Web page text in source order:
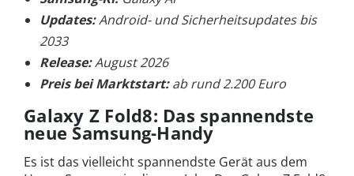
Updates:Android- und Sicherheitsupdates bis
2033
Release:August 2026
Preis bei Marktstart:ab rund 2.200 Euro
Galaxy Z Fold8: Das spannendste
neue Samsung-Handy
Es ist das vielleicht spannendste Gerät aus dem